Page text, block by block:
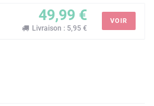
49,99 €
Livraison : 5,95 €
VOIR